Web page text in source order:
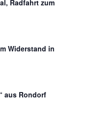
Radfahrt zum
Widerstand in
aus Rondorf